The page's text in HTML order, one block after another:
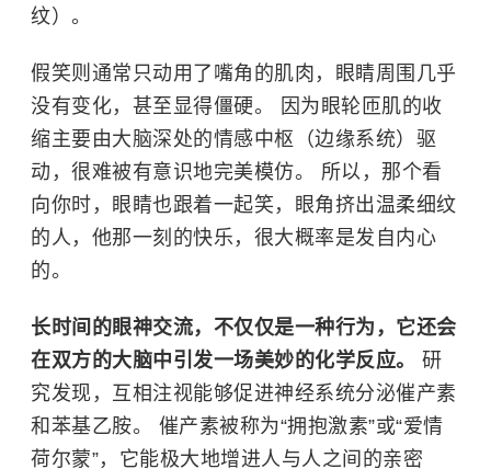
纹）。
假笑则通常只动用了嘴角的肌肉，眼睛周围几乎
没有变化，甚至显得僵硬。 因为眼轮匝肌的收
缩主要由大脑深处的情感中枢（边缘系统）驱
动，很难被有意识地完美模仿。 所以，那个看
向你时，眼睛也跟着一起笑，眼角挤出温柔细纹
的人，他那一刻的快乐，很大概率是发自内心
的。
长时间的眼神交流，不仅仅是一种行为，它还会
在双方的大脑中引发一场美妙的化学反应。 研
究发现，互相注视能够促进神经系统分泌催产素
和苯基乙胺。 催产素被称为“拥抱激素”或“爱情
荷尔蒙”，它能极大地增进人与人之间的亲密